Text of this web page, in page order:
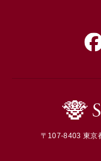
〒107-8403 東京